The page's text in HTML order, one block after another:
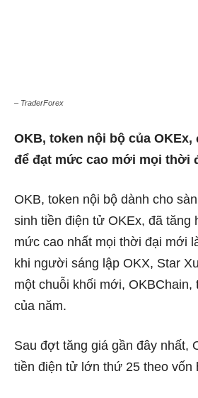
– TraderForex
OKB, token nội bộ của OKEx,
để đạt mức cao mới mọi thời
OKB, token nội bộ dành cho
sinh tiền điện tử OKEx, đã tăng
mức cao nhất mọi thời đại mới
khi người sáng lập OKX, Star
một chuỗi khối mới, OKBChain,
của năm.
Sau đợt tăng giá gần đây nhất,
tiền điện tử lớn thứ 25 theo vốn